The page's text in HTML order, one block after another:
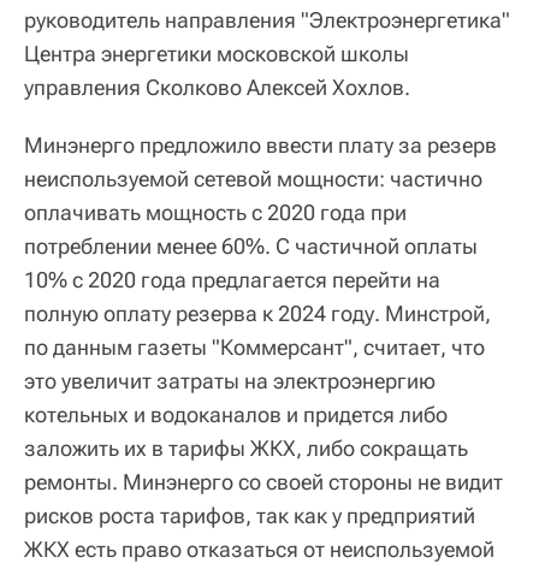
руководитель направления "Электроэнергетика"
Центра энергетики московской школы
управления Сколково Алексей Хохлов.
Минэнерго предложило ввести плату за резерв
неиспользуемой сетевой мощности: частично
оплачивать мощность с 2020 года при
потреблении менее 60%. С частичной оплаты
10% с 2020 года предлагается перейти на
полную оплату резерва к 2024 году. Минстрой,
по данным газеты "Коммерсант", считает, что
это увеличит затраты на электроэнергию
котельных и водоканалов и придется либо
заложить их в тарифы ЖКХ, либо сокращать
ремонты. Минэнерго со своей стороны не видит
рисков роста тарифов, так как у предприятий
ЖКХ есть право отказаться от неиспользуемой